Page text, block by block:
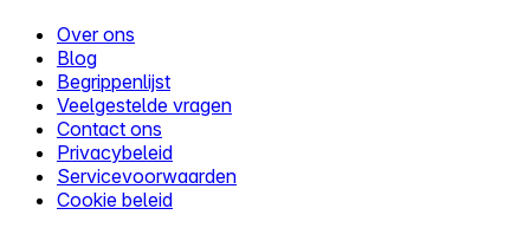
Over ons
Blog
Begrippenlijst
Veelgestelde vragen
Contact ons
Privacybeleid
Servicevoorwaarden
Cookie beleid